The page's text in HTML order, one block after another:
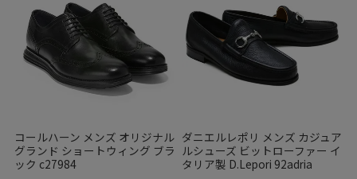
コールハーン メンズ オリジナル
グランド ショートウィング ブラ
ック c27984
ダニエルレポリ メンズ カジュア
ルシューズ ビットローファー イ
タリア製 D.Lepori 92adria